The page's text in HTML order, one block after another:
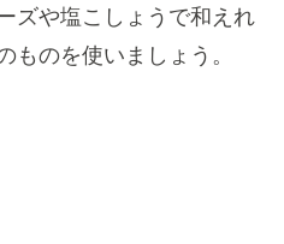
ズや塩こしょうで和えれ
のを使いましょう。